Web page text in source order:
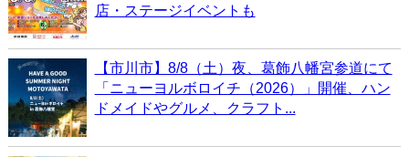
店・ステージイベントも
【市川市】8/8（土）夜、葛飾八幡宮参道にて
「ニューヨルボロイチ（2026）」開催、ハン
ドメイドやグルメ、クラフト...